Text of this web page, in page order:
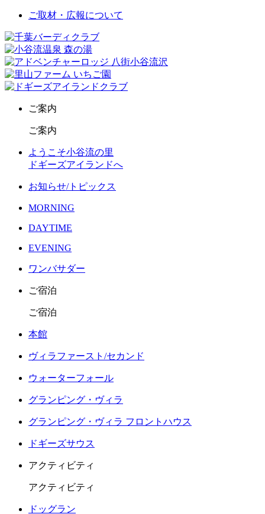
ご取材・広報について
ご案内
ご案内
ようこそ小谷流の里
ドギーズアイランドへ
お知らせ/トピックス
MORNING
DAYTIME
EVENING
ワンバサダー
ご宿泊
ご宿泊
本館
ヴィラファースト/セカンド
ウォーターフォール
グランピング・ヴィラ
グランピング・ヴィラ フロントハウス
ドギーズサウス
アクティビティ
アクティビティ
ドッグラン